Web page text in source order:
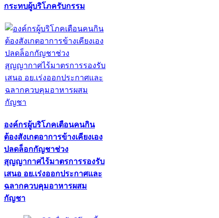
กระทบผู้บริโภครับกรรม
องค์กรผู้บริโภคเตือนคนกิน
ต้องสังเกตอาการข้างเคียงเอง
ปลดล็อกกัญชาช่วง
สุญญากาศไร้มาตรการรองรับ
เสนอ อย.เร่งออกประกาศและ
ฉลากควบคุมอาหารผสม
กัญชา